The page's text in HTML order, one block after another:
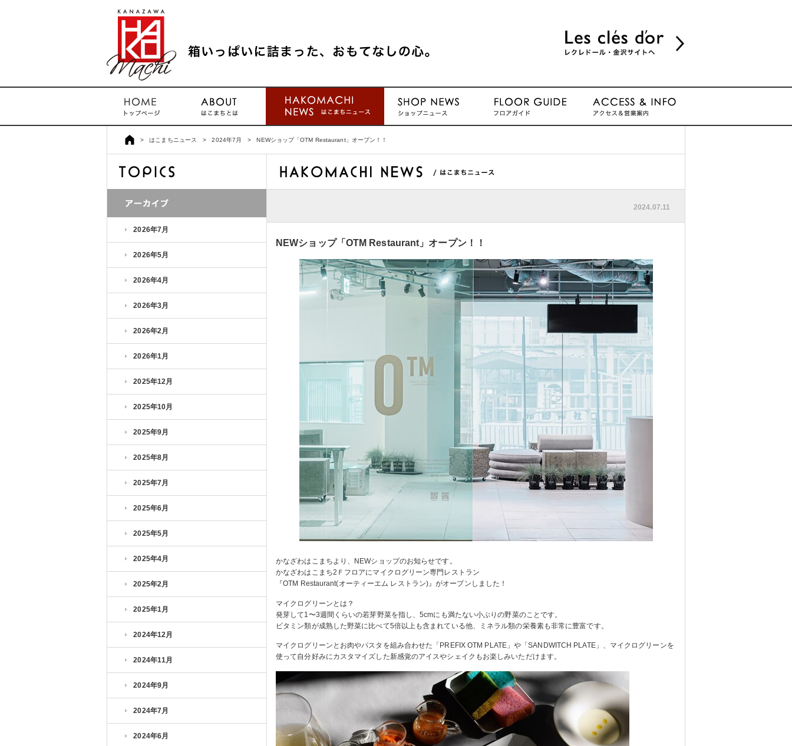
> はこまちニュース > 2024年7月 > NEWショップ「OTM Restaurant」オープン！！
2026年7月
2026年5月
2026年4月
2026年3月
2026年2月
2026年1月
2025年12月
2025年10月
2025年9月
2025年8月
2025年7月
2025年6月
2025年5月
2025年4月
2025年2月
2025年1月
2024年12月
2024年11月
2024年9月
2024年7月
2024年6月
2024.07.11
NEWショップ「OTM Restaurant」オープン！！
かなざわはこまちより、NEWショップのお知らせです。
かなざわはこまち2Ｆフロアにマイクログリーン専門レストラン
『OTM Restaurant(オーティーエム レストラン)』がオープンしました！
マイクログリーンとは？
発芽して1〜3週間くらいの若芽野菜を指し、5cmにも満たない⼩ぶりの野菜のことです。
ビタミン類が成熟した野菜に⽐べて5倍以上も含まれている他、ミネラル類の栄養素も⾮常に豊富です。
マイクログリーンとお肉やパスタを組み合わせた「PREFIX OTM PLATE」や「SANDWITCH PLATE」、マイクログリーンを
使って自分好みにカスタマイズした新感覚のアイスやシェイクもお楽しみいただけます。